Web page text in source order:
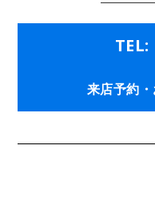
TEL:
来店予約